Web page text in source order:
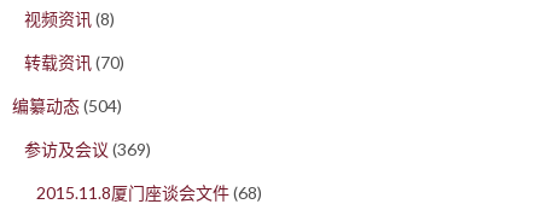
视频资讯(8)
转载资讯(70)
编纂动态(504)
参访及会议 (369)
2015.11.8厦门座谈会文件(68)